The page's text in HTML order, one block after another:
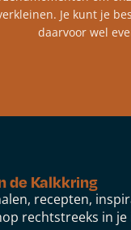
Je kunt je
daarvoor wel
de Kalkkring
recepten,
rechtstreeks in je